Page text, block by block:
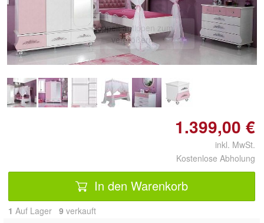
Doppelt antippen zum
vergrößern
1.399,00 €
inkl. MwSt.
Kostenlose Abholung
In den Warenkorb
1 Auf Lager 9 verkauft